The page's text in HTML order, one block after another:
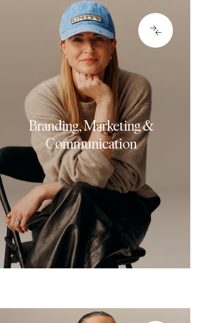
Branding, Marketing &
Communication